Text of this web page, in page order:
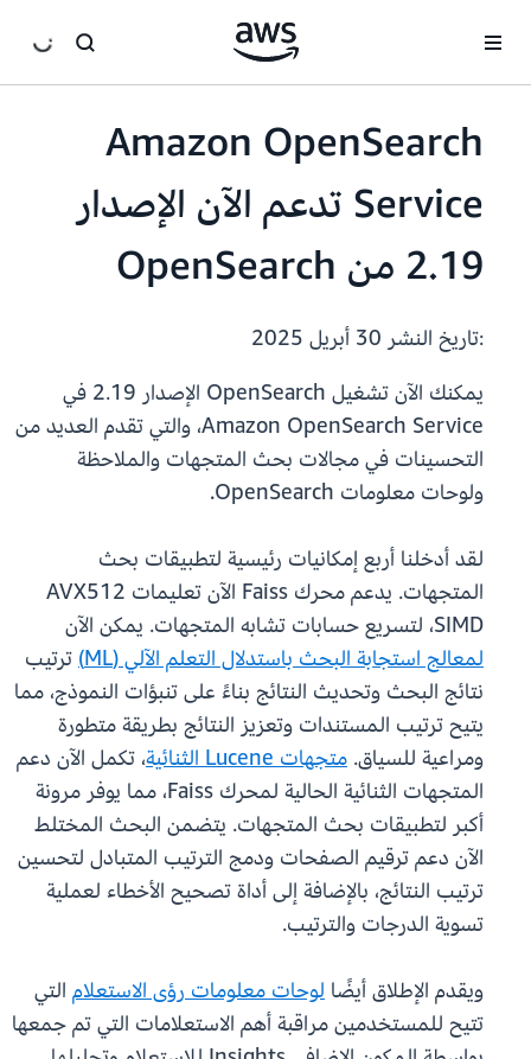
Amazon OpenSearch
Service تدعم الآن الإصدار
2.19 من OpenSearch
:تاريخ النشر
يمكنك الآن تشغيل OpenSearch الإصدار 2.19 في
Amazon OpenSearch Service، والتي تقدم العديد من
التحسينات في مجالات بحث المتجهات والملاحظة
ولوحات معلومات OpenSearch.
لقد أدخلنا أربع إمكانيات رئيسية لتطبيقات بحث
المتجهات. يدعم محرك Faiss الآن تعليمات AVX512
SIMD، لتسريع حسابات تشابه المتجهات. يمكن الآن
لمعالج استجابة البحث باستدلال التعلم الآلي (ML)
ترتيب
نتائج البحث وتحديث النتائج بناءً على تنبؤات النموذج، مما
يتيح ترتيب المستندات وتعزيز النتائج بطريقة متطورة
ومراعية للسياق. متجهات Lucene الثنائية
، تكمل الآن دعم
المتجهات الثنائية الحالية لمحرك Faiss، مما يوفر مرونة
أكبر لتطبيقات بحث المتجهات. يتضمن البحث المختلط
الآن دعم ترقيم الصفحات ودمج الترتيب المتبادل لتحسين
ترتيب النتائج، بالإضافة إلى أداة تصحيح الأخطاء لعملية
تسوية الدرجات والترتيب.
ويقدم الإطلاق أيضًا لوحات معلومات رؤى الاستعلام التي
تتيح للمستخدمين مراقبة أهم الاستعلامات التي تم جمعها